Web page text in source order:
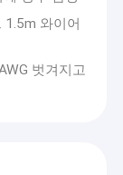
와이어
벗겨지고